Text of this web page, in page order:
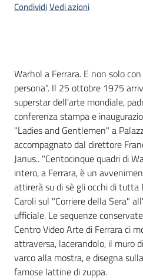
Guglielmi
su
CondividiVedi azioni
Introduzione
Warhol a Ferrara. E non solo
persona". Il 25 ottobre 1975
superstar dell'arte mondiale,
conferenza stampa e
"Ladies and Gentlemen" a
accompagnato dal direttore
Janus.. "Centocinque quadri di
intero, a Ferrara, è un
attirerà su di sè gli occhi di tutta
Caroli sul "Corriere della Sera"
ufficiale. Le sequenze
Centro Video Arte di Ferrara ci
attraversa, lacerandolo, il muro
varco alla mostra, e disegna
famose lattine di zuppa.